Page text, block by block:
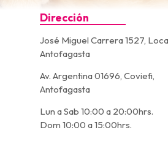
Dirección
José Miguel Carrera 1527,
Antofagasta
Av. Argentina 01696, Coviefi,
Antofagasta
Lun a Sab 10:00 a 20:00hrs.
Dom 10:00 a 15:00hrs.